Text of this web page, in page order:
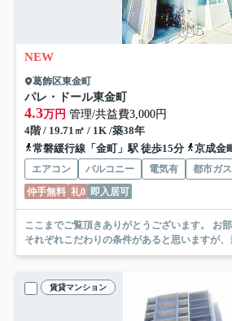
NEW
葛飾区東金町
パレ・ドール東金町
4.3万円 管理/共益費3,000円
4階 / 19.71㎡ / 1K /築38年
常磐緩行線「金町」駅 徒歩15分
京成金町
エアコン バルコニー 電気有 都市ガス
仲手無料 礼0 即入居可
ここまでご覧頂きありがとうございます。 お部屋探しの際には、皆さま
それぞれこだわりの条件があると思いますが、
賃貸マンション